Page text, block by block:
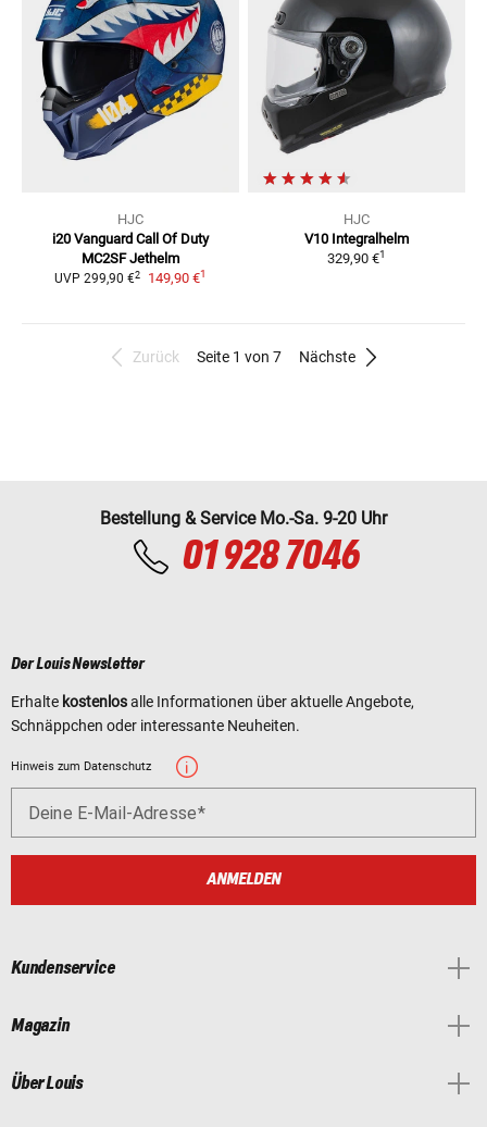
HJC
i20 Vanguard Call Of Duty
MC2SF Jethelm
UVP 299,90 €2 149,90 €1
HJC
V10 Integralhelm
329,90 €1
Zurück Seite 1 von 7 Nächste
Bestellung & Service Mo.-Sa. 9-20 Uhr
01 928 7046
Der Louis Newsletter
Erhalte kostenlosalle Informationen über aktuelle Angebote,
Schnäppchen oder interessante Neuheiten.
Hinweis zum Datenschutz
Deine E-Mail-Adresse
ANMELDEN
Kundenservice
Magazin
Über Louis